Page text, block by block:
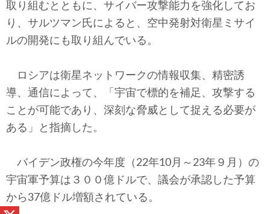
取り組むとともに、サイバー攻撃能力を強化してお
り、サルツマン氏によると、空中発射対衛星ミサイ
ルの開発にも取り組んでいる。
ロシアは衛星ネットワークの情報収集、精密誘
導、通信によって、「宇宙で標的を補足、攻撃する
ことが可能であり、深刻な脅威として捉える必要が
ある」と指摘した。
バイデン政権の今年度（22年10月～23年９月）の
宇宙軍予算は３００億ドルで、議会が承認した予算
から37億ドル増額されている。